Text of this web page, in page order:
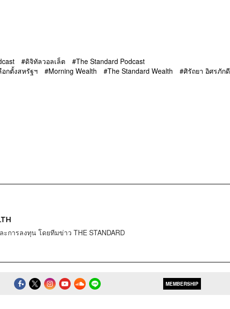
ดิจิทัลวอลเล็ต
The Standard Podcast
อกตั้งสหรัฐฯ Morning Wealth The Standard Wealth
ศิรัถยา อิศรภักดี
การลงทุน โดยทีมข่าว THE STANDARD
MEMBERSHIP